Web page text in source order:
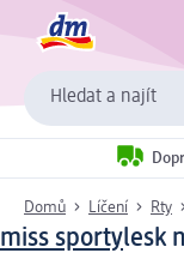
Hledat a najít
Domů Líčení Rty
miss sportylesk